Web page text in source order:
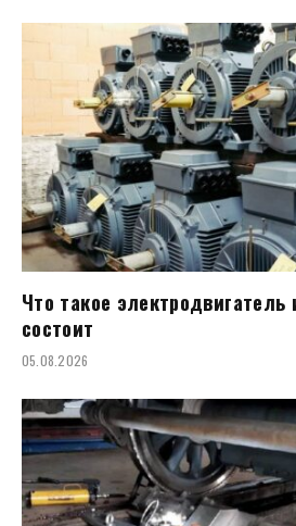
Что такое электродвигатель
состоит
05.08.2026